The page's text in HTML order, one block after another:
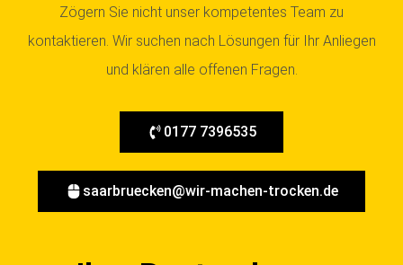
Zögern Sie nicht unser kompetentes Team zu
kontaktieren. Wir suchen nach Lösungen für Ihr Anliegen
und klären alle offenen Fragen.
0177 7396535
saarbruecken@wir-machen-trocken.de